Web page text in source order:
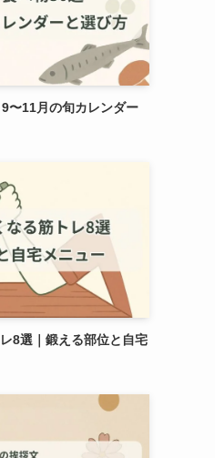
〜11月の旬カレンダー
8選｜鍛える部位と自宅